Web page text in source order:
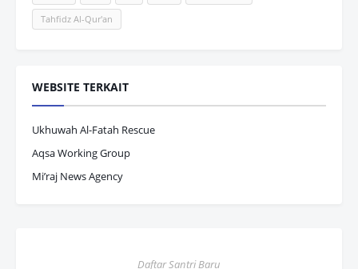
Tahfidz Al-Qur'an
WEBSITE TERKAIT
Ukhuwah Al-Fatah Rescue
Aqsa Working Group
Mi’raj News Agency
Daftar Santri Baru